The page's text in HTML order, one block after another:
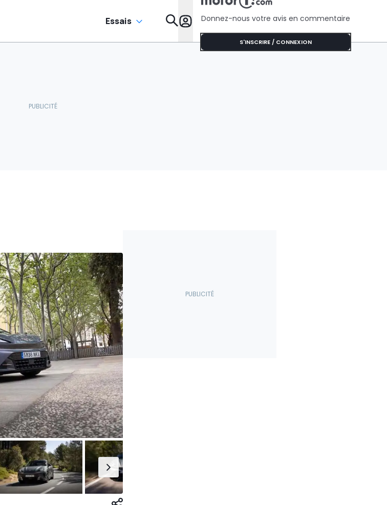
Essais Donnez-nous votre avis en commentaire
S'INSCRIRE / CONNEXION